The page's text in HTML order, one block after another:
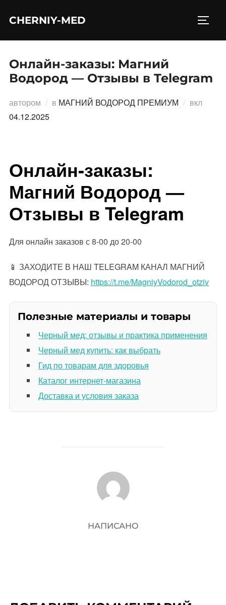
CHERNIY-MED
Онлайн-заказы: Магний
Водород — Отзывы в Telegram
автором в МАГНИЙ ВОДОРОД ПРЕМИУМ вкл
04.12.2025
Онлайн-заказы:
Магний Водород —
Отзывы в Telegram
Для онлайн заказов с 8-00 до 20-00
📱 ЗАХОДИТЕ В НАШ TELEGRAM КАНАЛ МАГНИЙ
ВОДОРОД ОТЗЫВЫ: https://t.me/MagniyVodorod_otziv
Полезные материалы и товары
Черный мед: отзывы и практика применения
Черный мед купить: как выбрать
Гид по товарам для здоровья
Каталог интернет-магазина
Доставка и условия заказа
АВТОР ЗАПИСИ
НАПИСАНО